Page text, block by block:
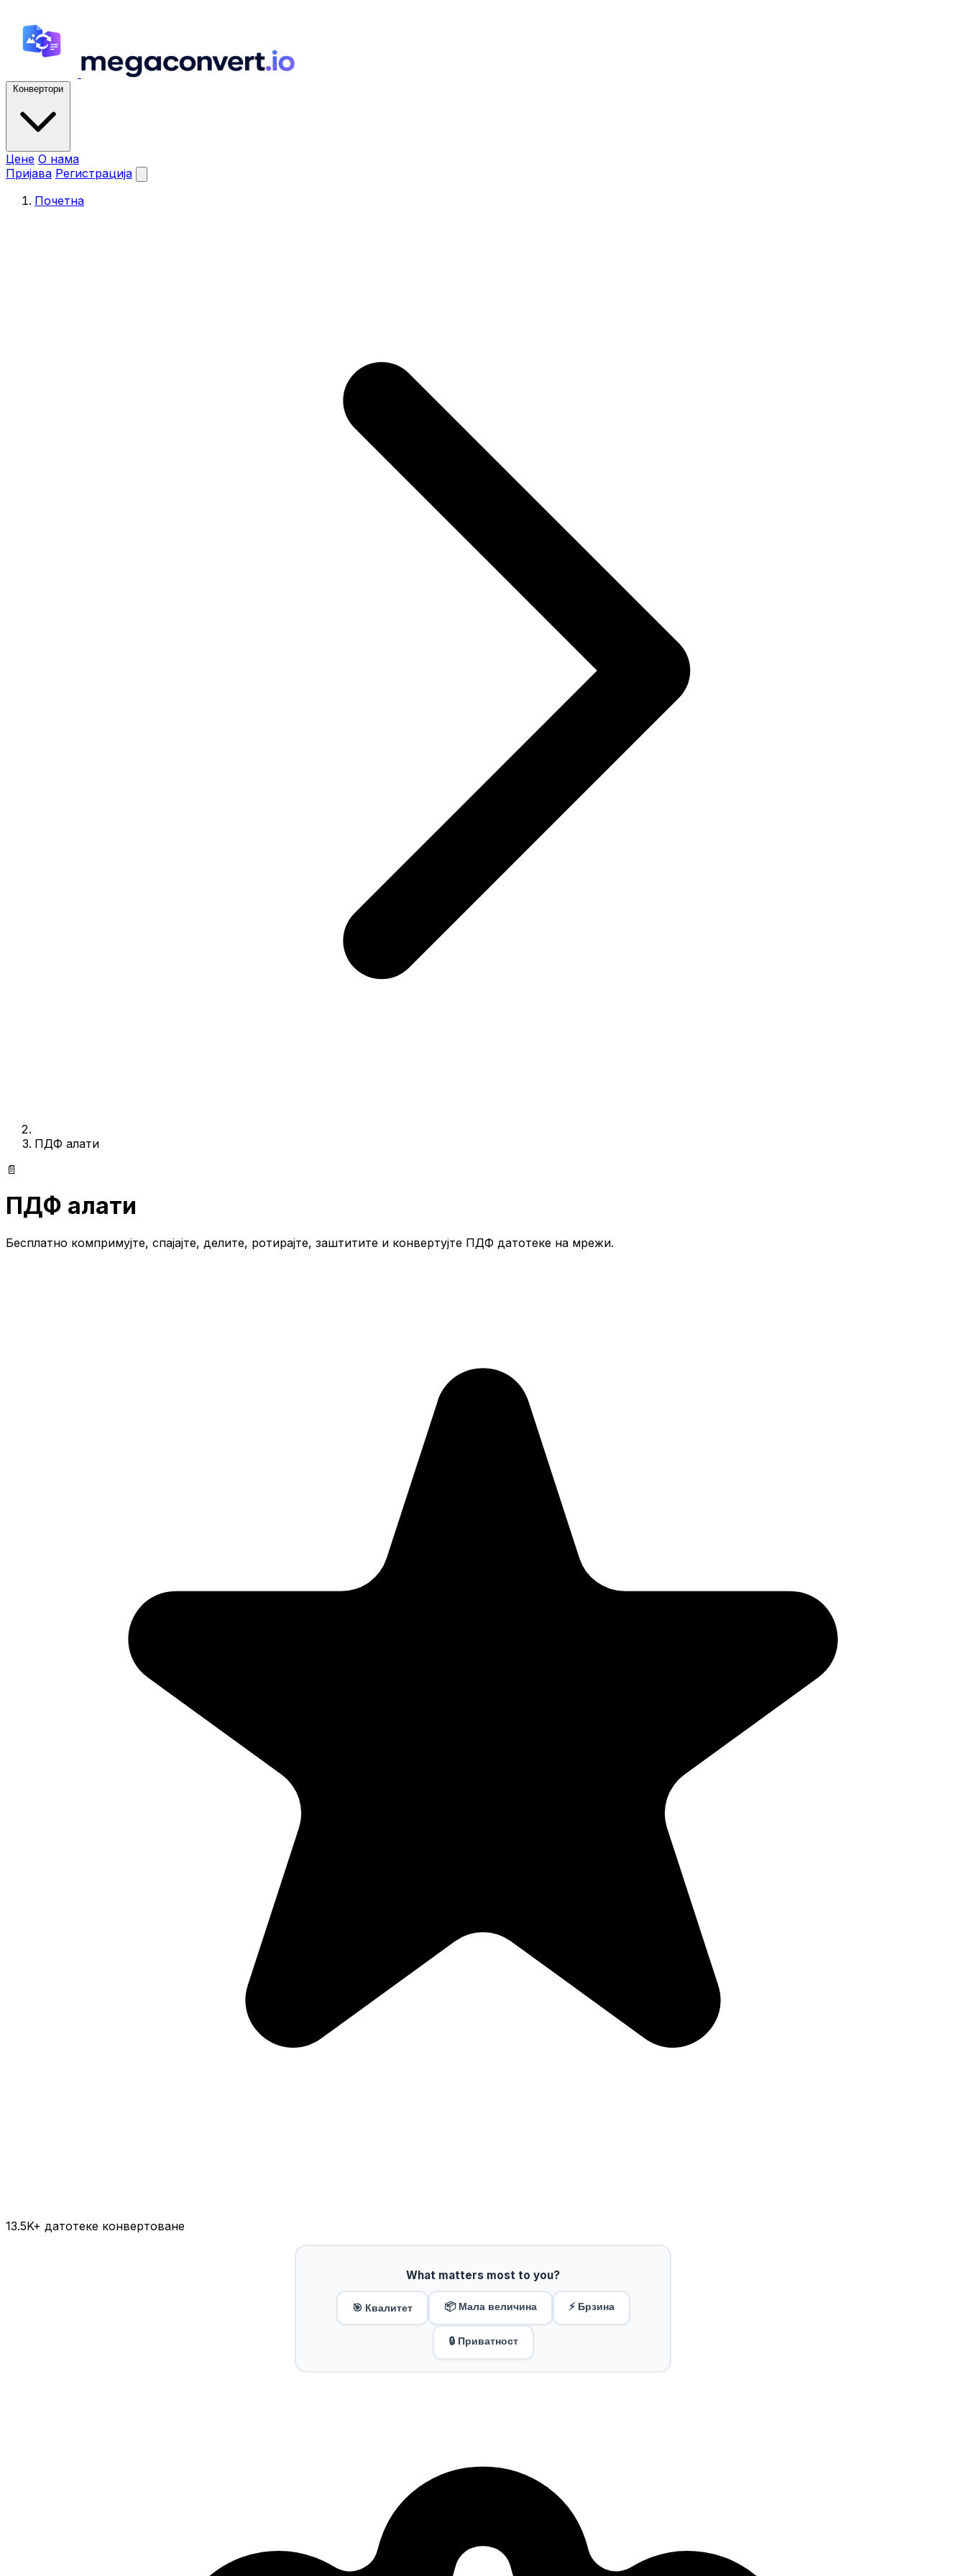
Конвертори
Цене О нама
Пријава Регистрација
Почетна
ПДФ алати
📄
ПДФ алати
Бесплатно компримујте, спајајте, делите, ротирајте, заштитите и конвертујте ПДФ датотеке на мрежи.
13.5K+ датотеке конвертоване
What matters most to you?
🎯 Квалитет 📦 Мала величина ⚡ Брзина
🔒 Приватност